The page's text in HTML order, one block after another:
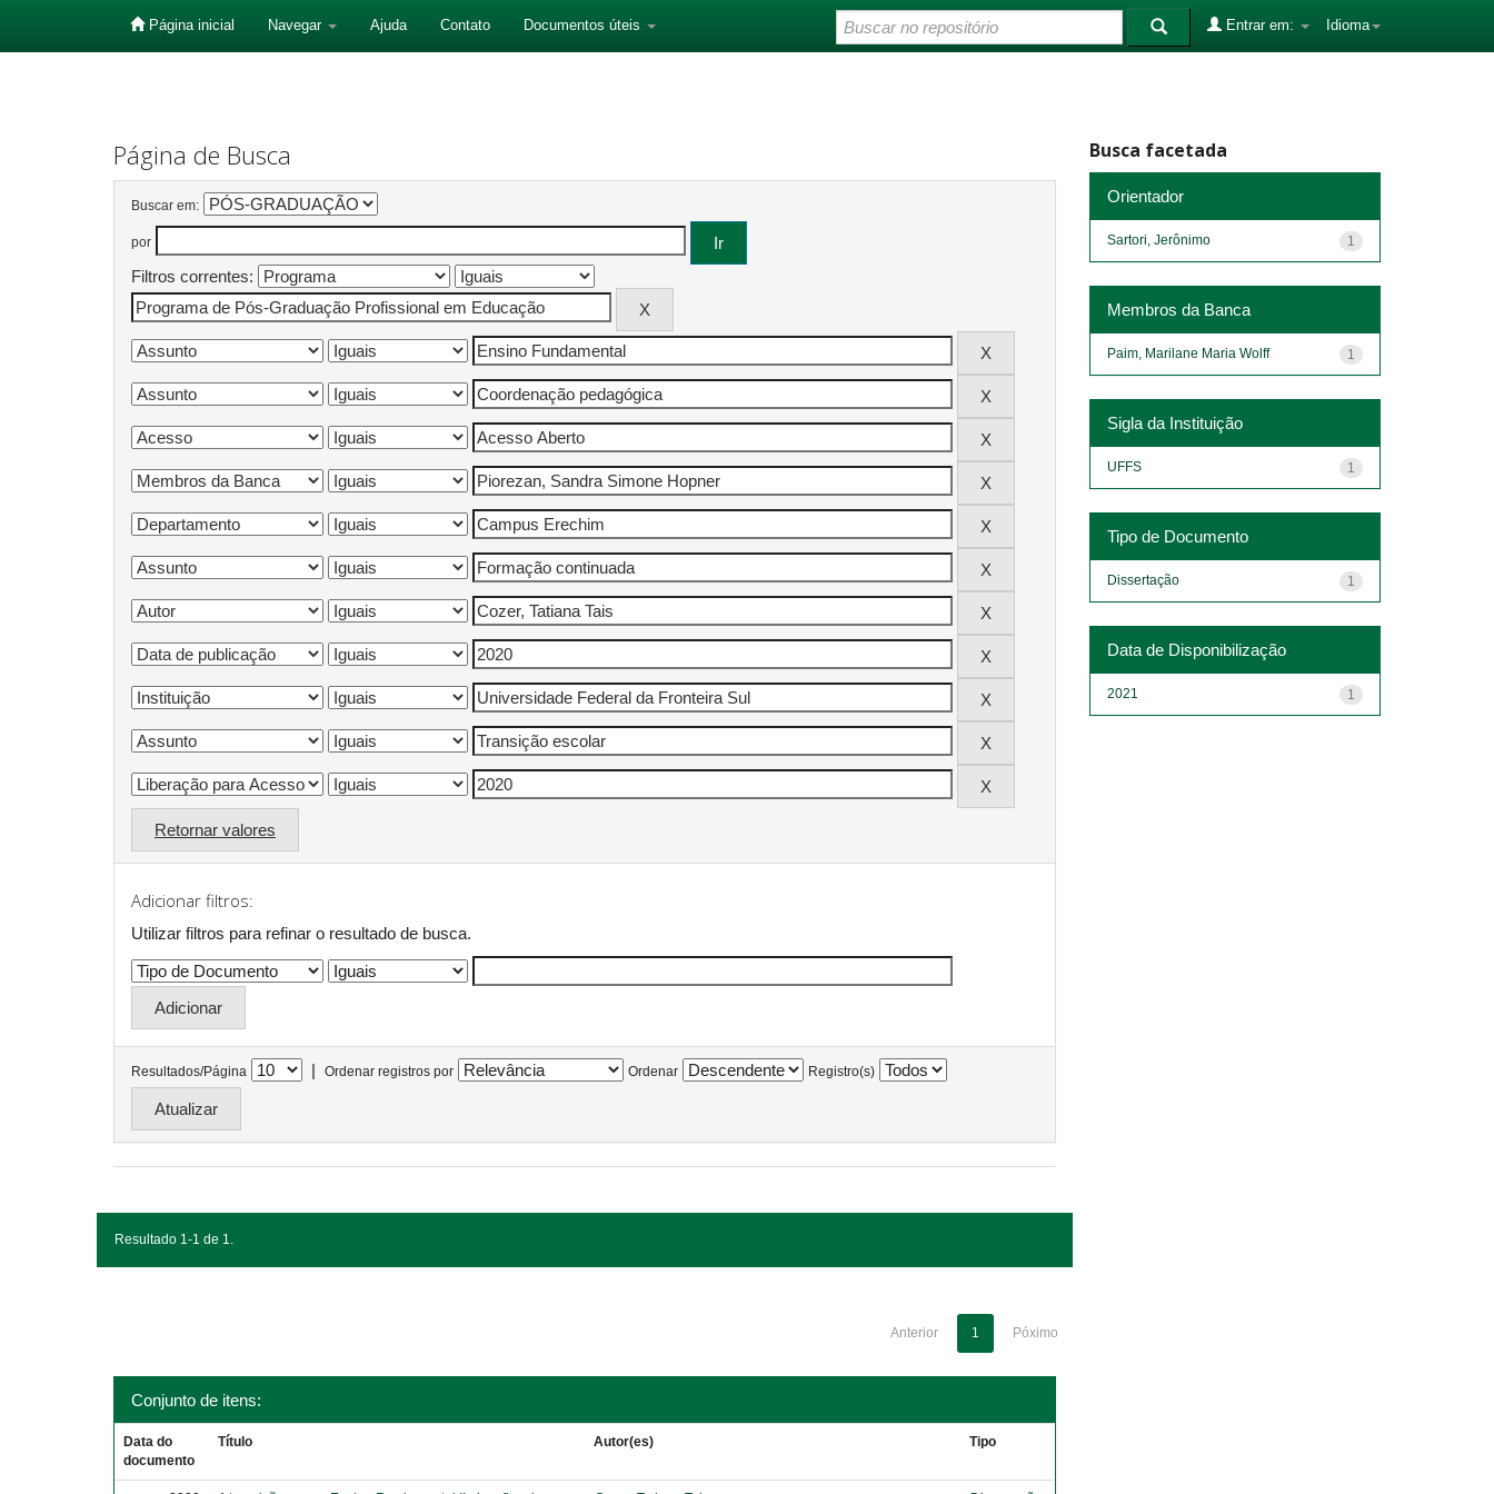
Página inicial Navegar Ajuda Contato Documentos úteis Idioma
Entrar em:
Página de Busca
Buscar em:
por
Filtros correntes:
Retornar valores
Adicionar filtros:
Utilizar filtros para refinar o resultado de busca.
Resultados/Página | Ordenar registros por Ordenar Registro(s)
Resultado 1-1 de 1.
Anterior 1 Póximo
Conjunto de itens:
Data do
documento
Título Autor(es) Tipo
Busca facetada
Orientador
1
Sartori, Jerônimo
Membros da Banca
1
Paim, Marilane Maria Wolff
Sigla da Instituição
1
UFFS
Tipo de Documento
1
Dissertação
Data de Disponibilização
1
2021